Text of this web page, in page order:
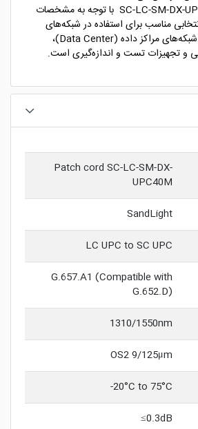
پچ کورد SC-LC-SM-DX-UPC40M با توجه به مشخصات
مناسب برای استفاده در شبکه‌های
محلی (LAN)، شبکه‌های مراکز داده (Data Center)،
و تجهیزات تست و اندازه‌گیری است.
Patch cord SC-LC-SM-DX-
UPC40M
SandLight
LC UPC to SC UPC
G.657.A1 (Compatible with
G.652.D)
1310/1550nm
OS2 9/125μm
20°C to 75°C-
0.3dB≥